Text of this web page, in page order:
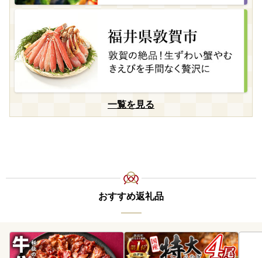
一覧を見る
おすすめ返礼品